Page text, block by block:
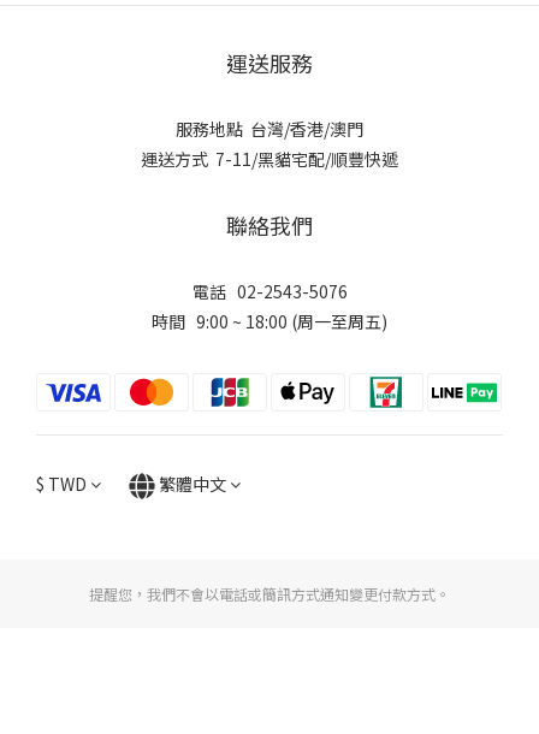
運送服務
服務地點 台灣/香港/澳門
運送方式 7-11/黑貓宅配/順豐快遞
聯絡我們
電話 02-2543-5076
時間 9:00 ~ 18:00 (周一至周五)
$ TWD 繁體中文
提醒您，我們不會以電話或簡訊方式通知變更付款方式。